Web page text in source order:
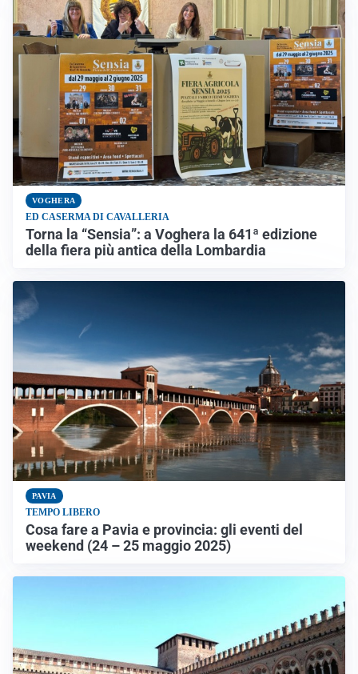
VOGHERA
ED CASERMA DI CAVALLERIA
Torna la “Sensia”: a Voghera la 641ª edizione
della fiera più antica della Lombardia
PAVIA
TEMPO LIBERO
Cosa fare a Pavia e provincia: gli eventi del
weekend (24 – 25 maggio 2025)